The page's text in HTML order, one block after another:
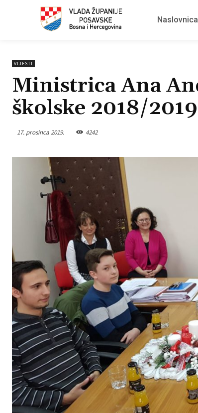
Naslovnica
VIJESTI
Ministrica Ana
školske 2018/
17. prosinca 2019. 4242